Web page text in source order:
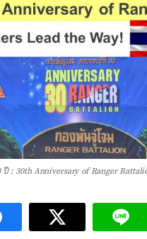
: 30th Anniversary of Ranger